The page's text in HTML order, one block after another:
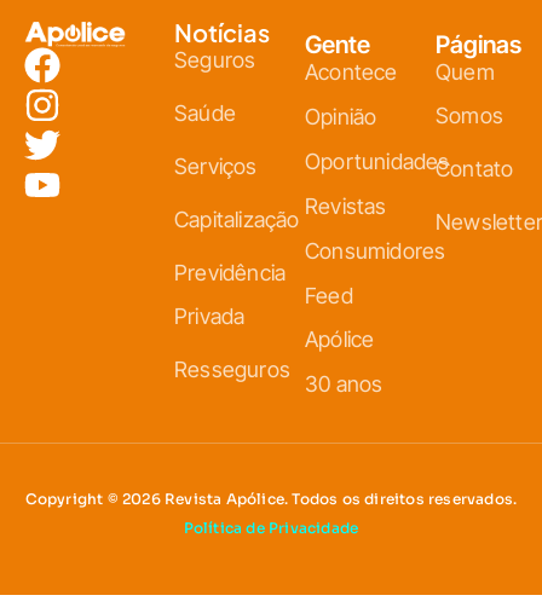
Notícias
Seguros
Saúde
Serviços
Capitalização
Previdência
Privada
Resseguros
Gente
Acontece
Opinião
Oportunidades
Revistas
Consumidores
Feed
Apólice
30 anos
Páginas
Quem
Somos
Contato
Newsletter
Copyright © 2026 Revista Apólice. Todos os direitos reservados.
Política de Privacidade